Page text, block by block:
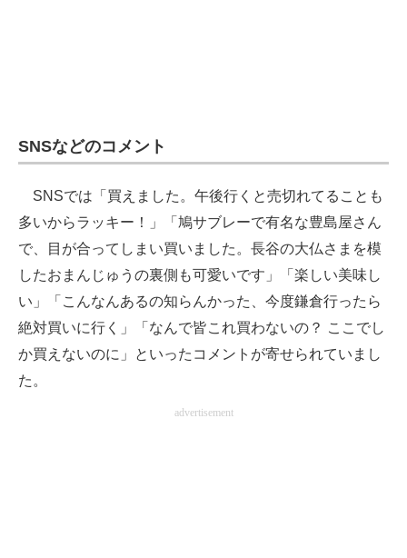
SNSなどのコメント
SNSでは「買えました。午後行くと売切れてることも
多いからラッキー！」「鳩サブレーで有名な豊島屋さん
で、目が合ってしまい買いました。長谷の大仏さまを模
したおまんじゅうの裏側も可愛いです」「楽しい美味し
い」「こんなんあるの知らんかった、今度鎌倉行ったら
絶対買いに行く」「なんで皆これ買わないの？ ここでし
か買えないのに」といったコメントが寄せられていまし
た。
advertisement